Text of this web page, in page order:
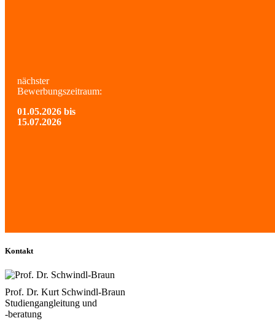
nächster
Bewerbungszeitraum:
01.05.2026 bis
15.07.2026
Kontakt
Prof. Dr. Kurt Schwindl-Braun
Studiengangleitung und
-beratung